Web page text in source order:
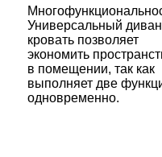
Универсальный
кровать позволяет
экономить
в помещении, так как
выполняет две
одновременно.